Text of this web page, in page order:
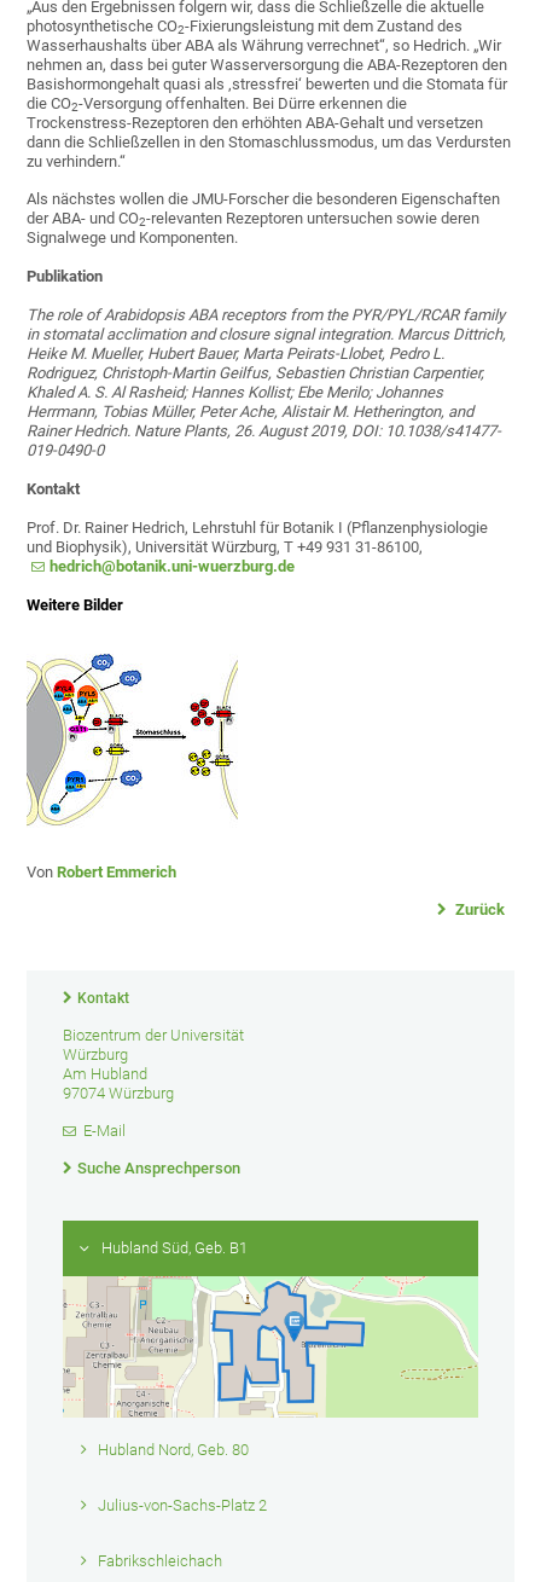
„Aus den Ergebnissen folgern wir, dass die Schließzelle die aktuelle
photosynthetische CO2-Fixierungsleistung mit dem Zustand des
Wasserhaushalts über ABA als Währung verrechnet“, so Hedrich. „Wir
nehmen an, dass bei guter Wasserversorgung die ABA-Rezeptoren den
Basishormongehalt quasi als ‚stressfrei‘ bewerten und die Stomata für
die CO2-Versorgung offenhalten. Bei Dürre erkennen die
Trockenstress-Rezeptoren den erhöhten ABA-Gehalt und versetzen
dann die Schließzellen in den Stomaschlussmodus, um das Verdursten
zu verhindern.“
Als nächstes wollen die JMU-Forscher die besonderen Eigenschaften
der ABA- und CO2-relevanten Rezeptoren untersuchen sowie deren
Signalwege und Komponenten.
Publikation
The role of Arabidopsis ABA receptors from the PYR/PYL/RCAR family
in stomatal acclimation and closure signal integration. Marcus Dittrich,
Heike M. Mueller, Hubert Bauer, Marta Peirats-Llobet, Pedro L.
Rodriguez, Christoph-Martin Geilfus, Sebastien Christian Carpentier,
Khaled A. S. Al Rasheid; Hannes Kollist; Ebe Merilo; Johannes
Herrmann, Tobias Müller, Peter Ache, Alistair M. Hetherington, and
Rainer Hedrich. Nature Plants, 26. August 2019, DOI: 10.1038/s41477-
019-0490-0
Kontakt
Prof. Dr. Rainer Hedrich, Lehrstuhl für Botanik I (Pflanzenphysiologie
und Biophysik), Universität Würzburg, T +49 931 31-86100,
hedrich@botanik.uni-wuerzburg.de
Weitere Bilder
VonRobert Emmerich
Zurück
Kontakt
Biozentrum der Universität
Würzburg
Am Hubland
97074 Würzburg
E-Mail
Suche Ansprechperson
Hubland Süd, Geb. B1
Hubland Nord, Geb. 80
Julius-von-Sachs-Platz 2
Fabrikschleichach